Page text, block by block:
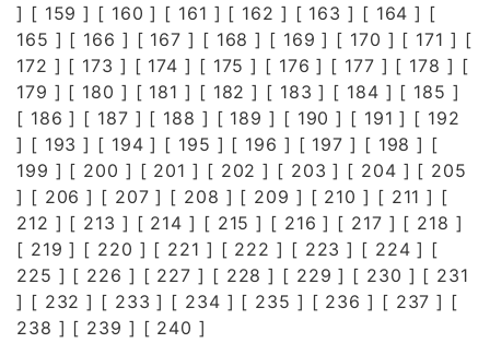
] [ 159 ] [ 160 ] [ 161 ] [ 162 ] [ 163 ] [ 164 ] [
165 ] [ 166 ] [ 167 ] [ 168 ] [ 169 ] [ 170 ] [ 171 ] [
172 ] [ 173 ] [ 174 ] [ 175 ] [ 176 ] [ 177 ] [ 178 ] [
179 ] [ 180 ] [ 181 ] [ 182 ] [ 183 ] [ 184 ] [ 185 ]
[ 186 ] [ 187 ] [ 188 ] [ 189 ] [ 190 ] [ 191 ] [ 192
] [ 193 ] [ 194 ] [ 195 ] [ 196 ] [ 197 ] [ 198 ] [
199 ] [ 200 ] [ 201 ] [ 202 ] [ 203 ] [ 204 ] [ 205
] [ 206 ] [ 207 ] [ 208 ] [ 209 ] [ 210 ] [ 211 ] [
212 ] [ 213 ] [ 214 ] [ 215 ] [ 216 ] [ 217 ] [ 218 ]
[ 219 ] [ 220 ] [ 221 ] [ 222 ] [ 223 ] [ 224 ] [
225 ] [ 226 ] [ 227 ] [ 228 ] [ 229 ] [ 230 ] [ 231
] [ 232 ] [ 233 ] [ 234 ] [ 235 ] [ 236 ] [ 237 ] [
238 ] [ 239 ] [ 240 ]